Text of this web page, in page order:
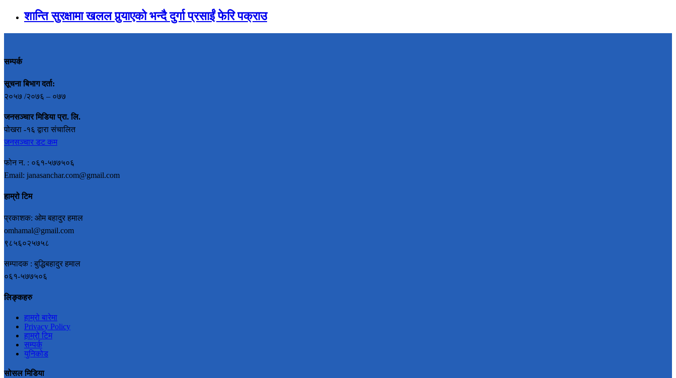
शान्ति सुरक्षामा खलल पुर्‍याएको भन्दै दुर्गा प्रसाईं फेरि पक्राउ
सम्पर्क
सूचना बिभाग दर्ता:
२०५७ /२०७६ – ०७७
जनसञ्चार मिडिया प्रा. लि.
पोखरा -१६ द्वारा संचालित
जनसञ्चार डट कम
फोन न. : ०६१-५७७५०६
Email: janasanchar.com@gmail.com
हाम्रो टिम
प्रकाशक: ओम बहादुर हमाल
omhamal@gmail.com
९८५६०२५७५८
सम्पादक : बुद्धिबहादुर हमाल
०६१-५७७५०६
लिङ्कहरु
हाम्रो बारेमा
Privacy Policy
हाम्रो टिम
सम्पर्क
युनिकोड
सोसल मिडिया